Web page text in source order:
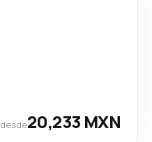
desde20,233 MXN